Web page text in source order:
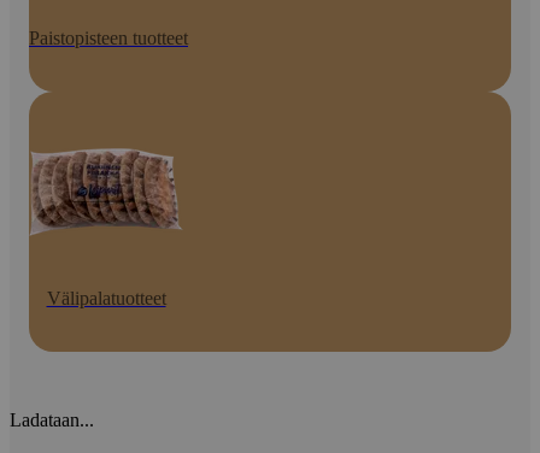
Paistopisteen tuotteet
Välipalatuotteet
Ladataan...